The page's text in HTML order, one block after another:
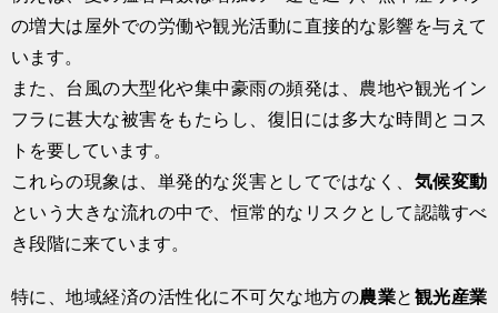
の増大は屋外での労働や観光活動に直接的な影響を与えて
います。
また、台風の大型化や集中豪雨の頻発は、農地や観光イン
フラに甚大な被害をもたらし、復旧には多大な時間とコス
トを要しています。
これらの現象は、単発的な災害としてではなく、 気候変動
という大きな流れの中で、恒常的なリスクとして認識すべ
き段階に来ています。
特に、地域経済の活性化に不可欠な地方の農業と 観光産業